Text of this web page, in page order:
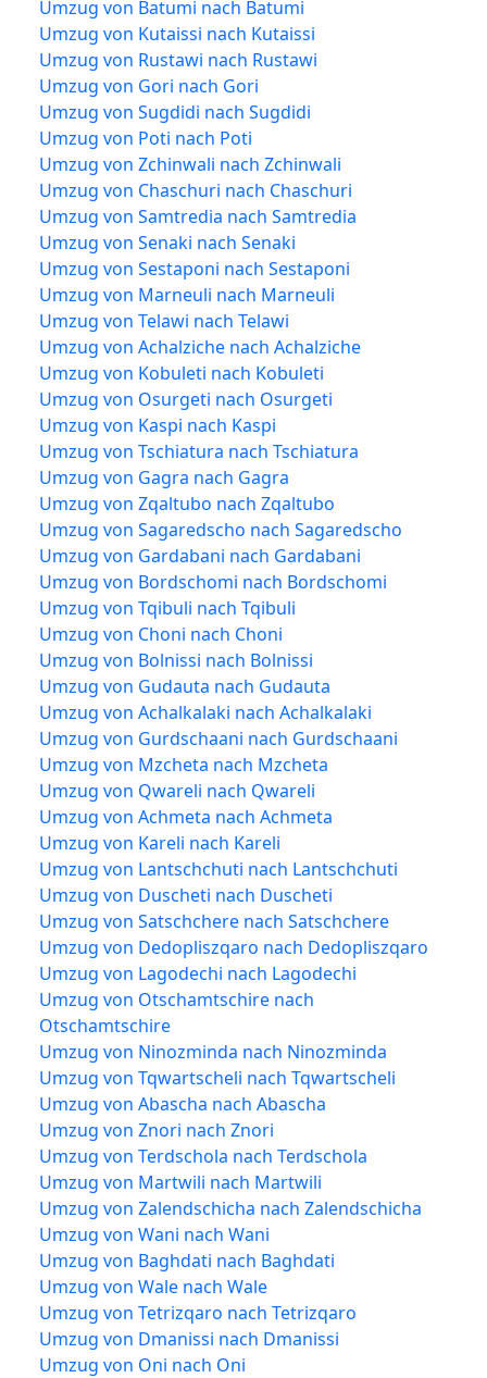
Umzug von Batumi nach Batumi
Umzug von Kutaissi nach Kutaissi
Umzug von Rustawi nach Rustawi
Umzug von Gori nach Gori
Umzug von Sugdidi nach Sugdidi
Umzug von Poti nach Poti
Umzug von Zchinwali nach Zchinwali
Umzug von Chaschuri nach Chaschuri
Umzug von Samtredia nach Samtredia
Umzug von Senaki nach Senaki
Umzug von Sestaponi nach Sestaponi
Umzug von Marneuli nach Marneuli
Umzug von Telawi nach Telawi
Umzug von Achalziche nach Achalziche
Umzug von Kobuleti nach Kobuleti
Umzug von Osurgeti nach Osurgeti
Umzug von Kaspi nach Kaspi
Umzug von Tschiatura nach Tschiatura
Umzug von Gagra nach Gagra
Umzug von Zqaltubo nach Zqaltubo
Umzug von Sagaredscho nach Sagaredscho
Umzug von Gardabani nach Gardabani
Umzug von Bordschomi nach Bordschomi
Umzug von Tqibuli nach Tqibuli
Umzug von Choni nach Choni
Umzug von Bolnissi nach Bolnissi
Umzug von Gudauta nach Gudauta
Umzug von Achalkalaki nach Achalkalaki
Umzug von Gurdschaani nach Gurdschaani
Umzug von Mzcheta nach Mzcheta
Umzug von Qwareli nach Qwareli
Umzug von Achmeta nach Achmeta
Umzug von Kareli nach Kareli
Umzug von Lantschchuti nach Lantschchuti
Umzug von Duscheti nach Duscheti
Umzug von Satschchere nach Satschchere
Umzug von Dedopliszqaro nach Dedopliszqaro
Umzug von Lagodechi nach Lagodechi
Umzug von Otschamtschire nach
Otschamtschire
Umzug von Ninozminda nach Ninozminda
Umzug von Tqwartscheli nach Tqwartscheli
Umzug von Abascha nach Abascha
Umzug von Znori nach Znori
Umzug von Terdschola nach Terdschola
Umzug von Martwili nach Martwili
Umzug von Zalendschicha nach Zalendschicha
Umzug von Wani nach Wani
Umzug von Baghdati nach Baghdati
Umzug von Wale nach Wale
Umzug von Tetrizqaro nach Tetrizqaro
Umzug von Dmanissi nach Dmanissi
Umzug von Oni nach Oni